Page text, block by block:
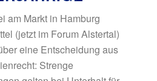
am Markt in Hamburg
(jetzt im Forum Alstertal)
eine Entscheidung aus
Strenge